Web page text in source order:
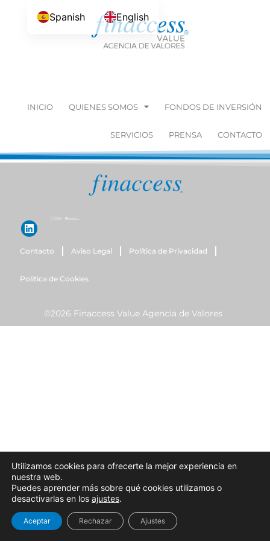
INICIO QUIENES SOMOS FONDOS DE INVERSIÓN
SERVICIOS PRENSA CONTACTO
Contacto Aviso Legal Política de Privacidad
Política de Cookies
©2026 Finaccess Value Agencia de Valores
Utilizamos cookies para ofrecerte la mejor experiencia en
nuestra web.
Puedes aprender más sobre qué cookies utilizamos o
desactivarlas en los ajustes.
Aceptar Rechazar Ajustes
Spanish English